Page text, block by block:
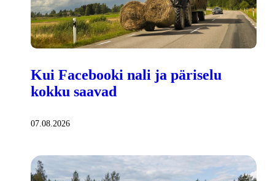
Kui Facebooki nali ja päriselu
kokku saavad
07.08.2026